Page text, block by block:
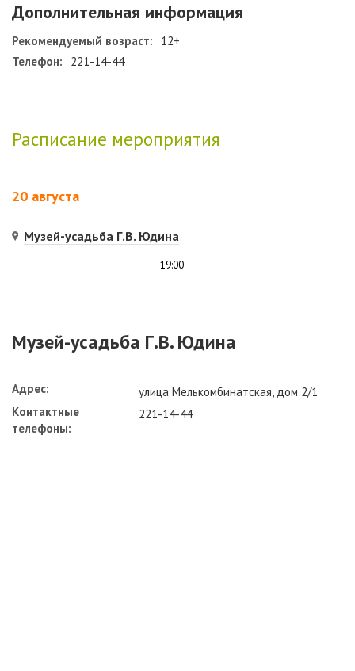
Дополнительная информация
Рекомендуемый возраст:
12+
Телефон:
221-14-44
Расписание мероприятия
20 августа
Музей-усадьба Г.В. Юдина
19:00
Музей-усадьба Г.В. Юдина
Адрес:
улица Мелькомбинатская, дом 2/1
Контактные
телефоны:
221-14-44